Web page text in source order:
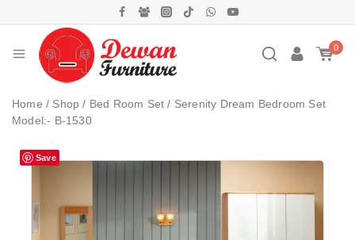
0
Home / Shop / Bed Room Set / Serenity Dream Bedroom Set
Model:- B-1530
Save